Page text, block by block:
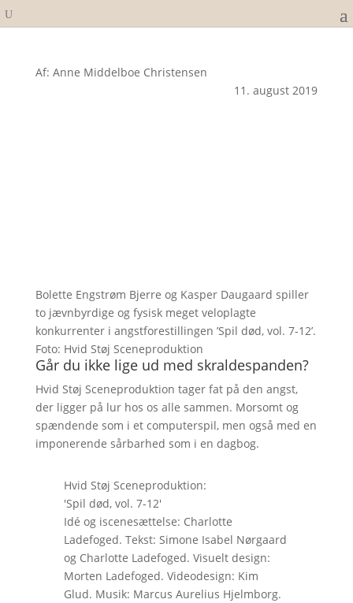
Af: Anne Middelboe Christensen
11. august 2019
Bolette Engstrøm Bjerre og Kasper Daugaard spiller
to jævnbyrdige og fysisk meget veloplagte
konkurrenter i angstforestillingen ’Spil død, vol. 7-12’.
Foto: Hvid Støj Sceneproduktion
Går du ikke lige ud med skraldespanden?
Hvid Støj Sceneproduktion tager fat på den angst,
der ligger på lur hos os alle sammen. Morsomt og
spændende som i et computerspil, men også med en
imponerende sårbarhed som i en dagbog.
Hvid Støj Sceneproduktion:
'Spil død, vol. 7-12'
Idé og iscenesættelse: Charlotte
Ladefoged. Tekst: Simone Isabel Nørgaard
og Charlotte Ladefoged. Visuelt design:
Morten Ladefoged. Videodesign: Kim
Glud. Musik: Marcus Aurelius Hjelmborg.